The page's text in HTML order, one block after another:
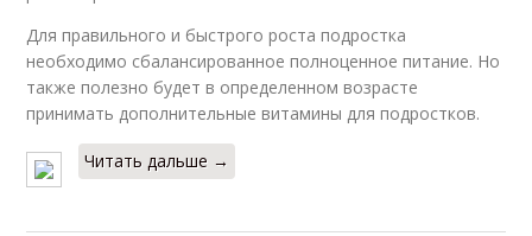
Для правильного и быстрого роста подростка
необходимо сбалансированное полноценное питание. Но
также полезно будет в определенном возрасте
принимать дополнительные витамины для подростков.
Читать дальше →